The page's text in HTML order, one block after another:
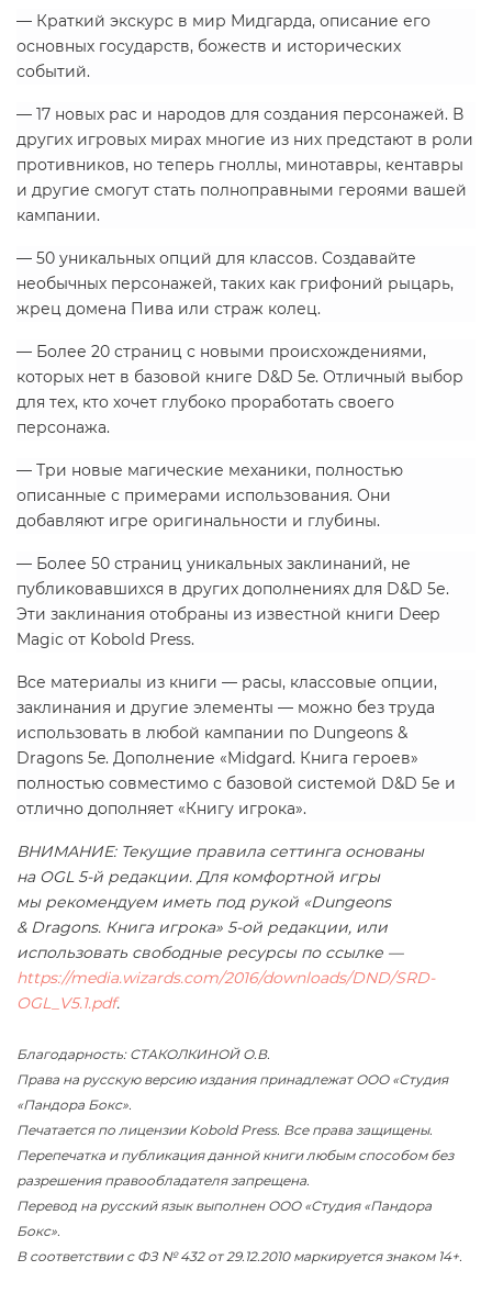
— Краткий экскурс в мир Мидгарда, описание его
основных государств, божеств и исторических
событий.
— 17 новых рас и народов для создания персонажей. В
других игровых мирах многие из них предстают в роли
противников, но теперь гноллы, минотавры, кентавры
и другие смогут стать полноправными героями вашей
кампании.
— 50 уникальных опций для классов. Создавайте
необычных персонажей, таких как грифоний рыцарь,
жрец домена Пива или страж колец.
— Более 20 страниц с новыми происхождениями,
которых нет в базовой книге D&D 5e. Отличный выбор
для тех, кто хочет глубоко проработать своего
персонажа.
— Три новые магические механики, полностью
описанные с примерами использования. Они
добавляют игре оригинальности и глубины.
— Более 50 страниц уникальных заклинаний, не
публиковавшихся в других дополнениях для D&D 5е.
Эти заклинания отобраны из известной книги Deep
Magic от Kobold Press.
Все материалы из книги — расы, классовые опции,
заклинания и другие элементы — можно без труда
использовать в любой кампании по Dungeons &
Dragons 5e. Дополнение «Midgard. Книга героев»
полностью совместимо с базовой системой D&D 5е и
отлично дополняет «Книгу игрока».
ВНИМАНИЕ: Текущие правила сеттинга основаны
на OGL 5-й редакции. Для комфортной игры
мы рекомендуем иметь под рукой «Dungeons
& Dragons. Книга игрока» 5-ой редакции, или
использовать свободные ресурсы по ссылке —
https://media.wizards.com/2016/downloads/DND/SRD-
OGL_V5.1.pdf.
Благодарность: СТАКОЛКИНОЙ О.В.
Права на русскую версию издания принадлежат ООО «Студия
«Пандора Бокс».
Печатается по лицензии Kobold Press. Все права защищены.
Перепечатка и публикация данной книги любым способом без
разрешения правообладателя запрещена.
Перевод на русский язык выполнен ООО «Студия «Пандора
Бокс».
В соответствии с ФЗ № 432 от 29.12.2010 маркируется знаком 14+.